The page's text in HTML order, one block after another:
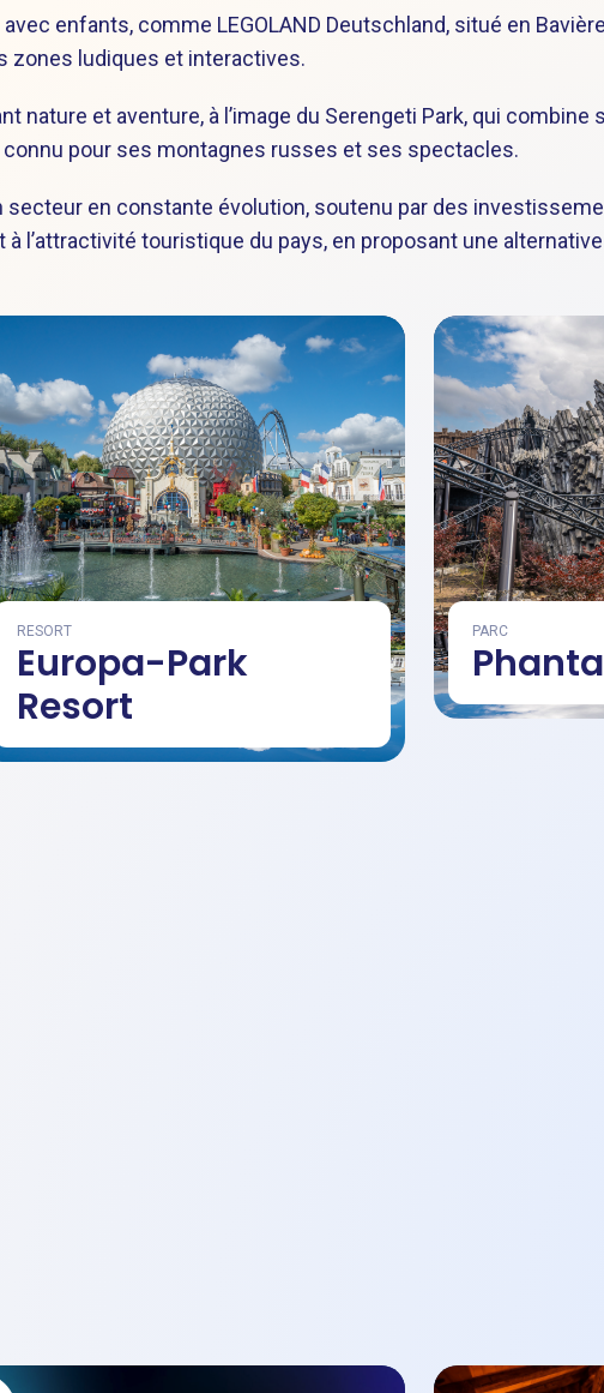
enfants, comme LEGOLAND Deutschland, situé en
zones ludiques et interactives.
nature et aventure, à l’image du Serengeti Park, qui combine
connu pour ses montagnes russes et ses spectacles.
en constante évolution, soutenu par des
l’attractivité touristique du pays, en proposant une
RESORT
Europa-Park
Resort
PARC